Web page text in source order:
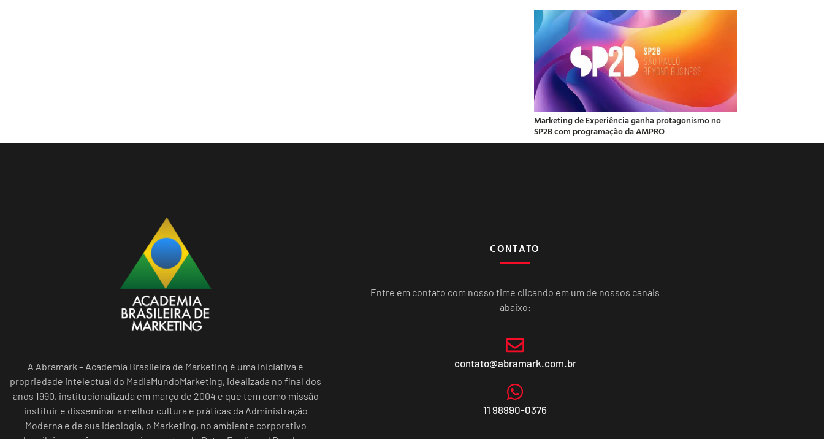
Marketing de Experiência ganha protagonismo no
SP2B com programação da AMPRO
A Abramark – Academia Brasileira de Marketing é uma iniciativa e
propriedade intelectual do MadiaMundoMarketing, idealizada no final dos
anos 1990, institucionalizada em março de 2004 e que tem como missão
instituir e disseminar a melhor cultura e práticas da Administração
Moderna e de sua ideologia, o Marketing, no ambiente corporativo
CONTATO
Entre em contato com nosso time clicando em um de nossos canais
abaixo:
contato@abramark.com.br
11 98990-0376